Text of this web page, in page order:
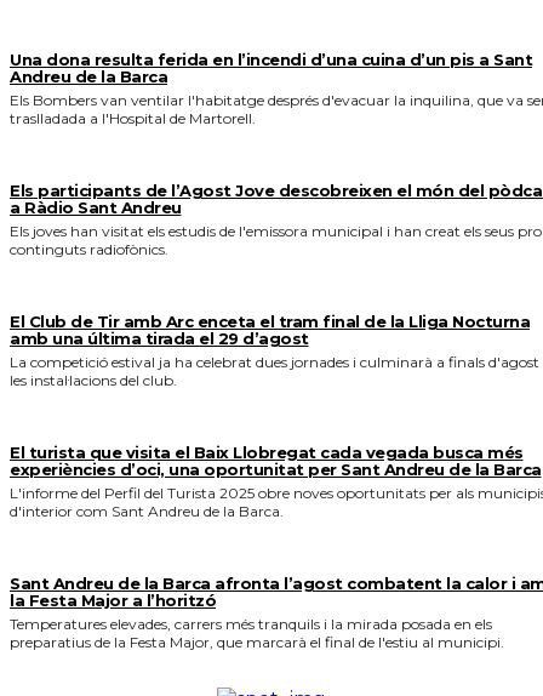
Una dona resulta ferida en l’incendi d’una cuina d’un pis a Sant
Andreu de la Barca
Els Bombers van ventilar l'habitatge després d'evacuar la inquilina, que va
traslladada a l'Hospital de Martorell.
Els participants de l’Agost Jove descobreixen el món del
a Ràdio Sant Andreu
Els joves han visitat els estudis de l'emissora municipal i han creat els seus
continguts radiofònics.
El Club de Tir amb Arc enceta el tram final de la Lliga Nocturna
amb una última tirada el 29 d’agost
La competició estival ja ha celebrat dues jornades i culminarà a finals d'agost
les instal·lacions del club.
El turista que visita el Baix Llobregat cada vegada busca més
experiències d’oci, una oportunitat per Sant Andreu de la Barca
L'informe del Perfil del Turista 2025 obre noves oportunitats per als
d'interior com Sant Andreu de la Barca.
Sant Andreu de la Barca afronta l’agost combatent la calor i
la Festa Major a l’horitzó
Temperatures elevades, carrers més tranquils i la mirada posada en els
preparatius de la Festa Major, que marcarà el final de l'estiu al municipi.